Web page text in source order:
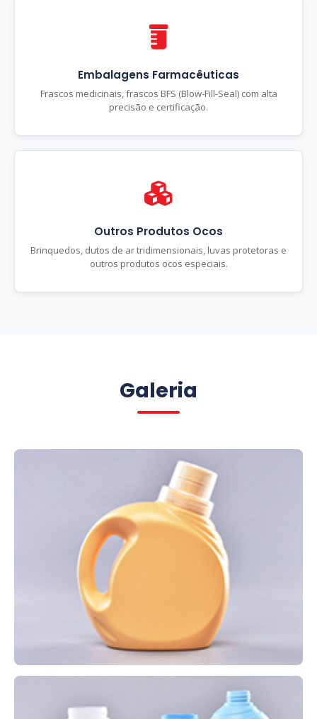
Embalagens Farmacêuticas
Frascos medicinais, frascos BFS (Blow-Fill-Seal) com alta
precisão e certificação.
Outros Produtos Ocos
Brinquedos, dutos de ar tridimensionais, luvas protetoras e
outros produtos ocos especiais.
Galeria